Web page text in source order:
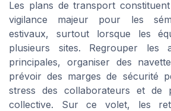
Les plans de transport
vigilance majeur pour les
estivaux, surtout lorsque les
plusieurs sites. Regrouper les
principales, organiser des
prévoir des marges de sécurité
stress des collaborateurs et de
collective. Sur ce volet, les